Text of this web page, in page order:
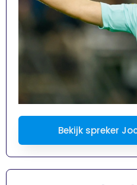
Bekijk spreker